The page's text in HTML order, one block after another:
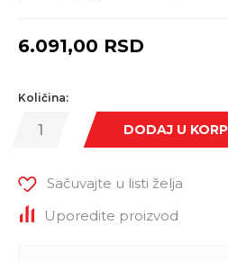
6.091,00 RSD
Količina:
DODAJ U
Sačuvajte u listi želja
Uporedite proizvod